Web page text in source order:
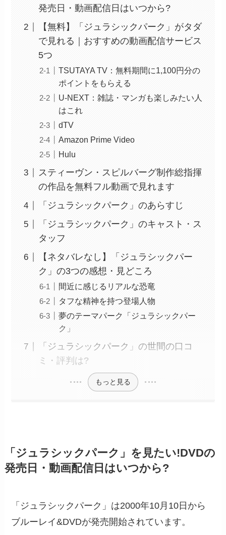
発売日・動画配信日はいつから?
【無料】「ジュラシックパーク」がタダ
で見れる｜おすすめの動画配信サービス
5つ
TSUTAYA TV：無料期間に1,100円分の
ポイントをもらえる
U-NEXT：雑誌・マンガも楽しみたい人
はこれ
dTV
Amazon Prime Video
Hulu
スティーヴン・スピルバーグ制作総指揮
の作品を無料フル動画で見れます
「ジュラシックパーク」のあらすじ
「ジュラシックパーク」のキャスト・ス
タッフ
【ネタバレなし】「ジュラシックパー
ク」の3つの感想・見どころ
間近に感じるリアルな恐竜
タフな精神を持つ登場人物
夢のテーマパーク「ジュラシックパー
ク」
「ジュラシックパーク」の世間の口コ
ミ・評判は?
もっと見る
「ジュラシックパーク」を見たい!DVDの
発売日・動画配信日はいつから?
「ジュラシックパーク」は2000年10月10日から
ブルーレイ&DVDが発売開始されています。